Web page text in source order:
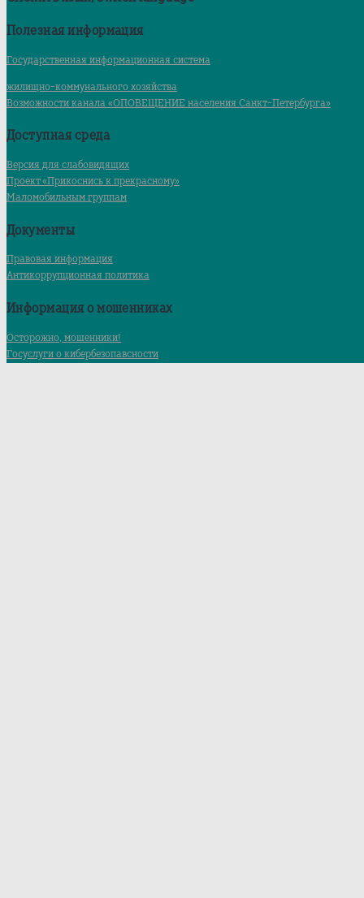
Полезная информация
Государственная информационная система
жилищно-коммунального хозяйства
Возможности канала «ОПОВЕЩЕНИЕ населения Санкт-Петербурга»
Доступная среда
Версия для слабовидящих
Проект «Прикоснись к прекрасному»
Маломобильным группам
Документы
Правовая информация
Антикоррупционная политика
Информация о мошенниках
Осторожно, мошенники!
Госуслуги о кибербезопавсности